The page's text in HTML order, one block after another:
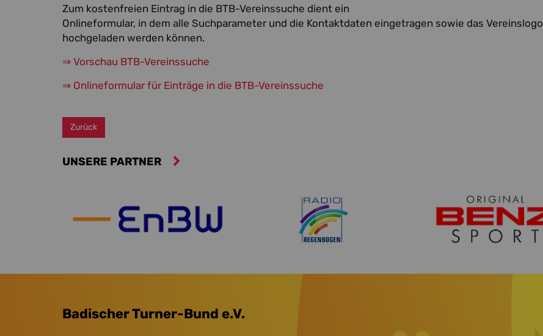
Zum kostenfreien Eintrag in die BTB-Vereinssuche dient ein
Onlineformular, in dem alle Suchparameter und die Kontaktdaten eingetragen sowie das Vereinslogo
hochgeladen werden können.
⇒ Vorschau BTB-Vereinssuche
⇒ Onlineformular für Einträge in die BTB-Vereinssuche
Zurück
UNSERE PARTNER
Badischer Turner-Bund e.V.